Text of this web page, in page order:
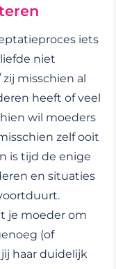
iets
niet
misschien al
heeft of veel
wil moeders
zelf ooit
is tijd de enige
en situaties
je moeder om
(of
haar duidelijk